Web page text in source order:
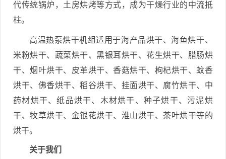
代传统锅炉，土房烘烤等方式，成为干燥行业的中流抵
柱。
高温热泵烘干机组适用于海产品烘干、海鱼烘干、
米粉烘干、蔬菜烘干、黑银耳烘干、花生烘干、腊肠烘
干、烟叶烘干、皮革烘干、香菇烘干、枸杞烘干、蚊香
烘干、佛香烘干、稻谷烘干、挂面烘干、腐竹烘干、中
药材烘干、纸品烘干、木材烘干、种子烘干、污泥烘
干、牧草烘干、金银花烘干、淮山烘干、茶叶烘干等的
烘干。
关于我们